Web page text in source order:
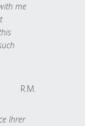
me
R.M.
Ihrer